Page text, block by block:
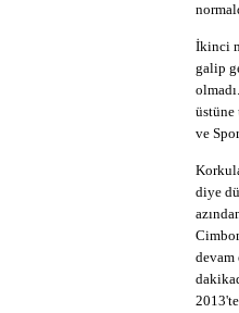
İkinci
galip
üstüne
ve
diye